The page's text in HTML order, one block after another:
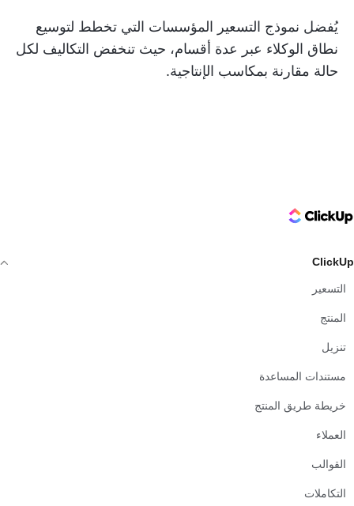
يُفضل نموذج التسعير المؤسسات التي تخطط لتوسيع
نطاق الوكلاء عبر عدة أقسام، حيث تنخفض التكاليف لكل
حالة مقارنة بمكاسب الإنتاجية.
ClickUp Logo
ClickUp
التسعير
المنتج
تنزيل
مستندات المساعدة
خريطة طريق المنتج
العملاء
القوالب
التكاملات